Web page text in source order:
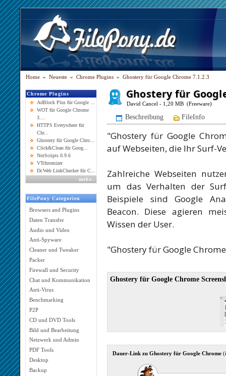
Home » Neueste » Chrome Plugins » Ghostery für Google Chrome 7.1.2.3
Chrome Plugins
AdBlock Plus für Google ...
WOT für Google Chrome
3....
HTTPS Everywhere für
Chr...
Ghostery für Google Chro...
Click&Clean für Goog...
NotScripts 0.9.6
VTchromizer
Dr.Web LinkChecker für C...
mehr..
FilePony Categorien
Browsers and Plugins
Daten Transfer
Audio und Video
Anti-Spyware
Cleaner und Tweaker
Packer
Firewall und Security
Chat und Kommunikation
Anti-Virus
Benchmarking
P2P
CD und DVD Tools
Bild und Bearbeitung
Netzwerk und Admin
PDF Tools
Desktop
Backup
Ghostery für
David Cancel - 1,20 MB (Freeware)
Beschreibung FileInfo
"Ghostery für Google
auf Webseiten, die Ihr Surf-
Zahlreiche Webseiten
um das Verhalten der
Beispiele sind Google
Beacon. Diese agieren
Wissen der User.
"Ghostery für Google
Ghostery für Google Chrome
Dauer-Link zu Ghostery für Google Chrome